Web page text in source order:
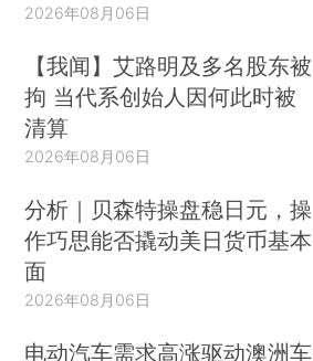
2026年08月06日
【我闻】艾路明及多名股东被
拘 当代系创始人因何此时被
清算
2026年08月06日
分析｜贝森特操盘稳日元，操
作巧思能否撬动美日货币基本
面
2026年08月06日
电动汽车需求高涨驱动澳洲车